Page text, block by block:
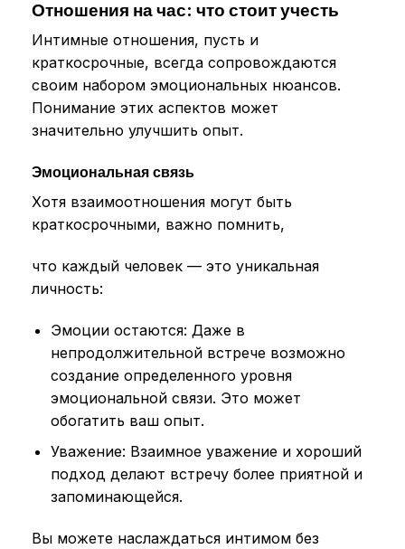
Отношения на час: что стоит учесть
Интимные отношения, пусть и
краткосрочные, всегда сопровождаются
своим набором эмоциональных нюансов.
Понимание этих аспектов может
значительно улучшить опыт.
Эмоциональная связь
Хотя взаимоотношения могут быть
краткосрочными, важно помнить,
что каждый человек — это уникальная
личность:
Эмоции остаются: Даже в
непродолжительной встрече возможно
создание определенного уровня
эмоциональной связи. Это может
обогатить ваш опыт.
Уважение: Взаимное уважение и хороший
подход делают встречу более приятной и
запоминающейся.
Вы можете наслаждаться интимом без